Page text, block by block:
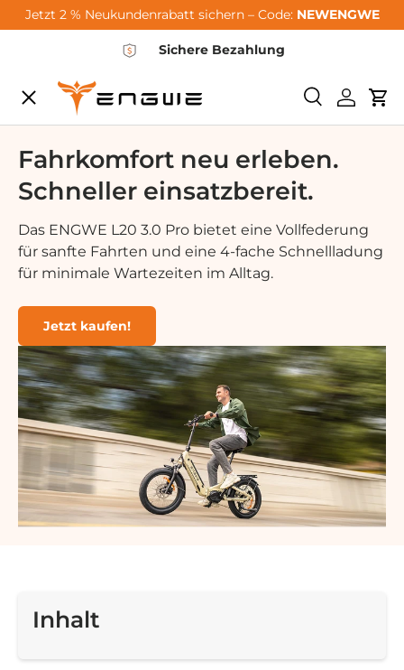
Hoppa till innehållet
Jetzt 2 % Neukundenrabatt sichern – Code: NEWENGWE
Sichere Bezahlung
SökaLogga
Meny
City-Sale
E-Bikes
Zubehör
Community
Support
Fahrkomfort neu erleben.
Schneller einsatzbereit.
Das ENGWE L20 3.0 Pro bietet eine Vollfederung
für sanfte Fahrten und eine 4-fache Schnellladung
für minimale Wartezeiten im Alltag.
Jetzt kaufen!
Inhalt